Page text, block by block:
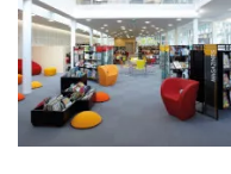
Aide
Accueil
Famille